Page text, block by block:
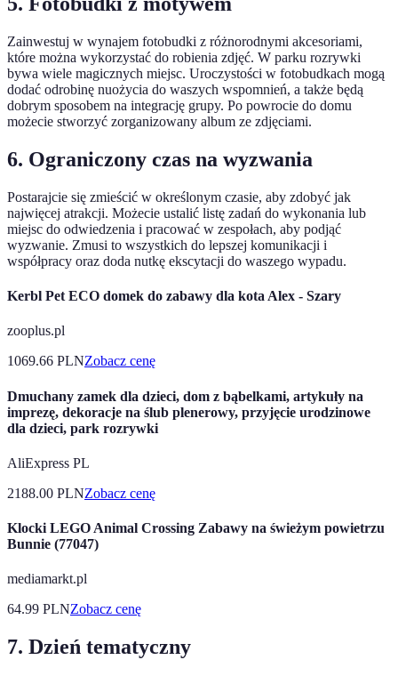
Zainwestuj w wynajem fotobudki z różnorodnymi akcesoriami,
które można wykorzystać do robienia zdjęć. W parku rozrywki
bywa wiele magicznych miejsc. Uroczystości w fotobudkach mogą
dodać odrobinę nuożycia do waszych wspomnień, a także będą
dobrym sposobem na integrację grupy. Po powrocie do domu
możecie stworzyć zorganizowany album ze zdjęciami.
6. Ograniczony czas na wyzwania
Postarajcie się zmieścić w określonym czasie, aby zdobyć jak
najwięcej atrakcji. Możecie ustalić listę zadań do wykonania lub
miejsc do odwiedzenia i pracować w zespołach, aby podjąć
wyzwanie. Zmusi to wszystkich do lepszej komunikacji i
współpracy oraz doda nutkę ekscytacji do waszego wypadu.
Kerbl Pet ECO domek do zabawy dla kota Alex - Szary
zooplus.pl
1069.66 PLNZobacz cenę
Dmuchany zamek dla dzieci, dom z bąbelkami, artykuły na
imprezę, dekoracje na ślub plenerowy, przyjęcie urodzinowe
dla dzieci, park rozrywki
AliExpress PL
2188.00 PLNZobacz cenę
Klocki LEGO Animal Crossing Zabawy na świeżym powietrzu
Bunnie (77047)
mediamarkt.pl
64.99 PLNZobacz cenę
7. Dzień tematyczny